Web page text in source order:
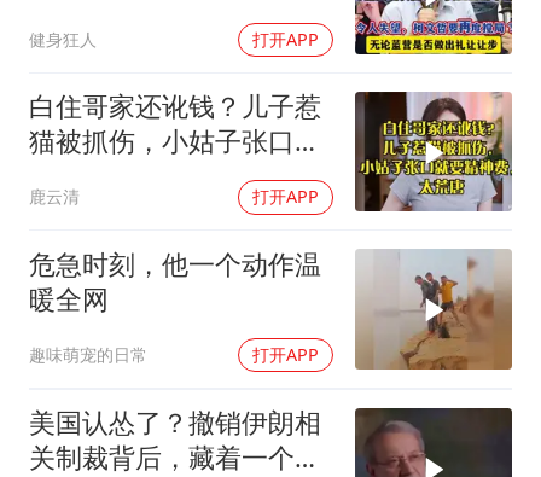
浙江台州《告全体市民书》
香港宏福苑火灾或由烟头引起
人民的健康、体质、幸福一脉相承
健身狂人 打开APP
白住哥家还讹钱？儿子惹
猫被抓伤，小姑子张口就
鹿云清 打开APP
危急时刻，他一个动作温
暖全网
趣味萌宠的日常 打开APP
美国认怂了？撤销伊朗相
关制裁背后，藏着一个说